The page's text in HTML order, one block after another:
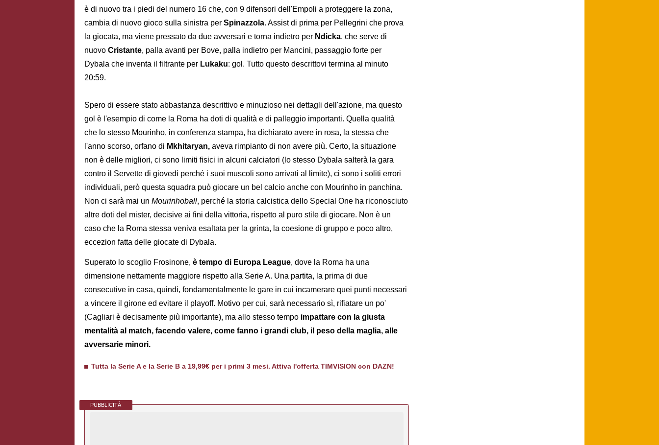
è di nuovo tra i piedi del numero 16 che, con 9 difensori dell'Empoli a proteggere la zona,
cambia di nuovo gioco sulla sinistra per Spinazzola. Assist di prima per Pellegrini che prova
la giocata, ma viene pressato da due avversari e torna indietro per Ndicka, che serve di
nuovo Cristante, palla avanti per Bove, palla indietro per Mancini, passaggio forte per
Dybala che inventa il filtrante per Lukaku: gol. Tutto questo descrittovi termina al minuto
20:59.
Spero di essere stato abbastanza descrittivo e minuzioso nei dettagli dell'azione, ma questo
gol è l'esempio di come la Roma ha doti di qualità e di palleggio importanti. Quella qualità
che lo stesso Mourinho, in conferenza stampa, ha dichiarato avere in rosa, la stessa che
l'anno scorso, orfano di Mkhitaryan, aveva rimpianto di non avere più. Certo, la situazione
non è delle migliori, ci sono limiti fisici in alcuni calciatori (lo stesso Dybala salterà la gara
contro il Servette di giovedì perché i suoi muscoli sono arrivati al limite), ci sono i soliti errori
individuali, però questa squadra può giocare un bel calcio anche con Mourinho in panchina.
Non ci sarà mai un Mourinhoball, perché la storia calcistica dello Special One ha riconosciuto
altre doti del mister, decisive ai fini della vittoria, rispetto al puro stile di giocare. Non è un
caso che la Roma stessa veniva esaltata per la grinta, la coesione di gruppo e poco altro,
eccezion fatta delle giocate di Dybala.
Superato lo scoglio Frosinone, è tempo di Europa League, dove la Roma ha una
dimensione nettamente maggiore rispetto alla Serie A. Una partita, la prima di due
consecutive in casa, quindi, fondamentalmente le gare in cui incamerare quei punti necessari
a vincere il girone ed evitare il playoff. Motivo per cui, sarà necessario sì, rifiatare un po'
(Cagliari è decisamente più importante), ma allo stesso tempo impattare con la giusta
mentalità al match, facendo valere, come fanno i grandi club, il peso della maglia, alle
avversarie minori.
Tutta la Serie A e la Serie B a 19,99€ per i primi 3 mesi. Attiva l'offerta TIMVISION con DAZN!
PUBBLICITÀ